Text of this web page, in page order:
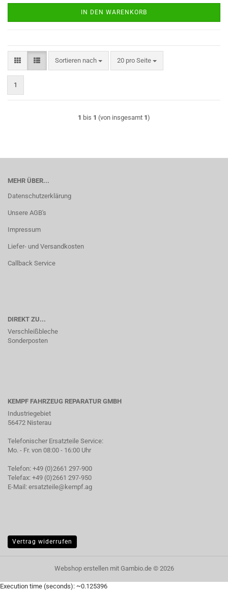
IN DEN WARENKORB
Sortieren nach
Sortieren nach 20 pro Seite
pro Seite
1
1 bis 1 (von insgesamt 1)
MEHR ÜBER...
Datenschutzerklärung
Unsere AGB's
Impressum
Liefer- und Versandkosten
Callback Service
DIREKT ZU...
Verschleißbleche
Sonderposten
KEMPF FAHRZEUG REPARATUR GMBH
Industriegebiet
56472 Nisterau
Telefonischer Ersatzteile Service:
Mo. - Fr. von 08:00 - 16:00 Uhr
Telefon: +49 (0)2661 297-900
Telefax: +49 (0)2661 297-950
E-Mail: ersatzteile@kempf.ag
Vertrag widerrufen
Webshop erstellenmit Gambio.de © 2026
Execution time (seconds): ~0.125396